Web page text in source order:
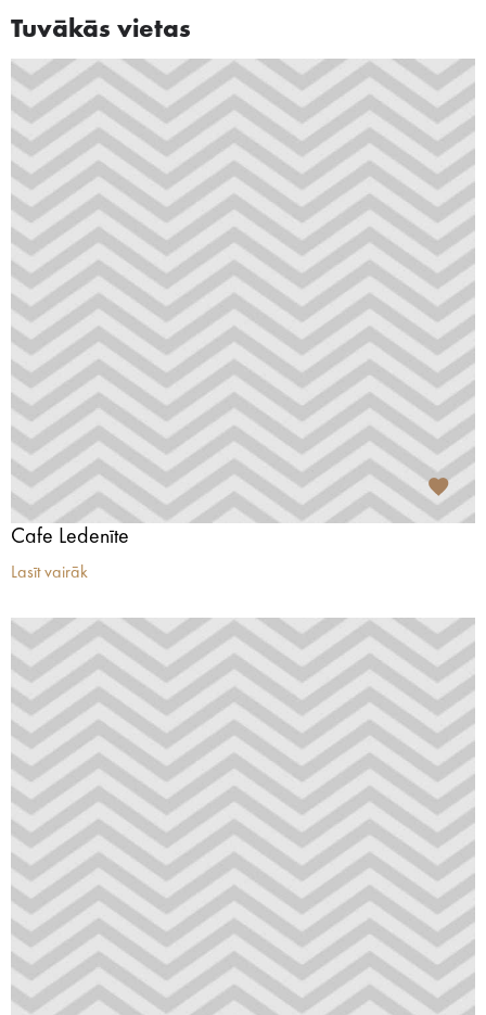
Tuvākās vietas
Cafe Ledenīte
Lasīt vairāk